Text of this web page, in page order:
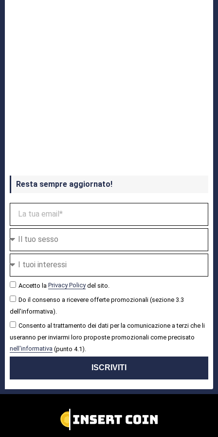
Resta sempre aggiornato!
Accetto la Privacy Policydel sito.
Do il consenso a ricevere offerte promozionali (sezione 3.3
dell'informativa).
Consento al trattamento dei dati per la comunicazione a terzi che li
useranno per inviarmi loro proposte promozionali come precisato
nell'informativa (punto 4.1).
ISCRIVITI